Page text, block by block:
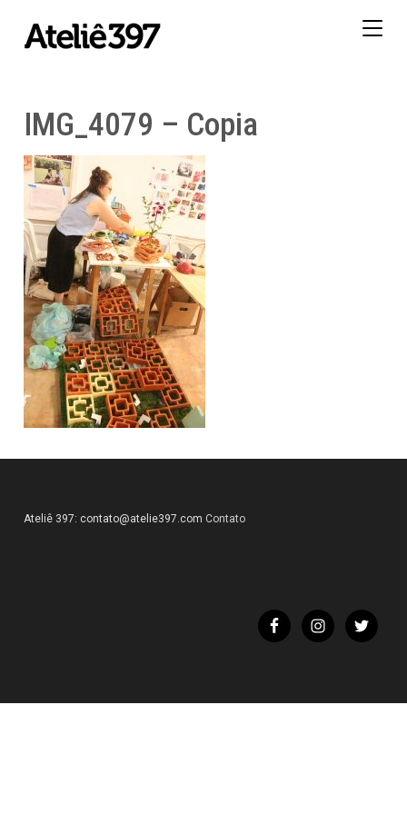
IMG_4079 – Copia
Ateliê 397: contato@atelie397.com Contato